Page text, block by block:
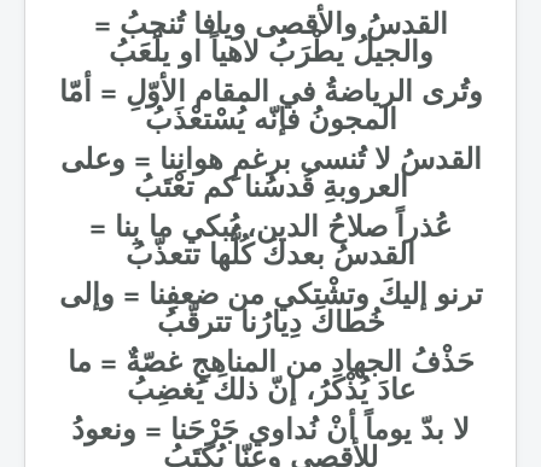
القدسُ والأقصى ويافا تُنحِبُ =
والجيلُ يطْرَبُ لاهياً او يلْعَبُ
وتُرى الرياضةُ في المقام الأوّلِ = أمّا
المجونُ فإنّه يُسْتعْذَبُ
القدسُ لا تُنسى برغمِ هوانِنا = وعلى
العروبةِ قُدسُنا كم تعْتَبُ
عُذراً صلاحُ الدين، يُبكي ما بِنا =
القدسُ بعدكَ كُلُّها تتعذّبُ
ترنو إليكَ وتشْتكي من ضعفِنا = وإلى
خُطاكَ دِيارُنا تترقّبُ
حَذْفُ الجهادِ من المناهجِ غصّةٌ = ما
عادَ يُذْكرُ، إنّ ذلكَ يُغضِبُ
لا بدّ يوماً أنْ نُداوي جَرْحَنا = ونعودُ
للأقصى وعنّا يُكتَبُ